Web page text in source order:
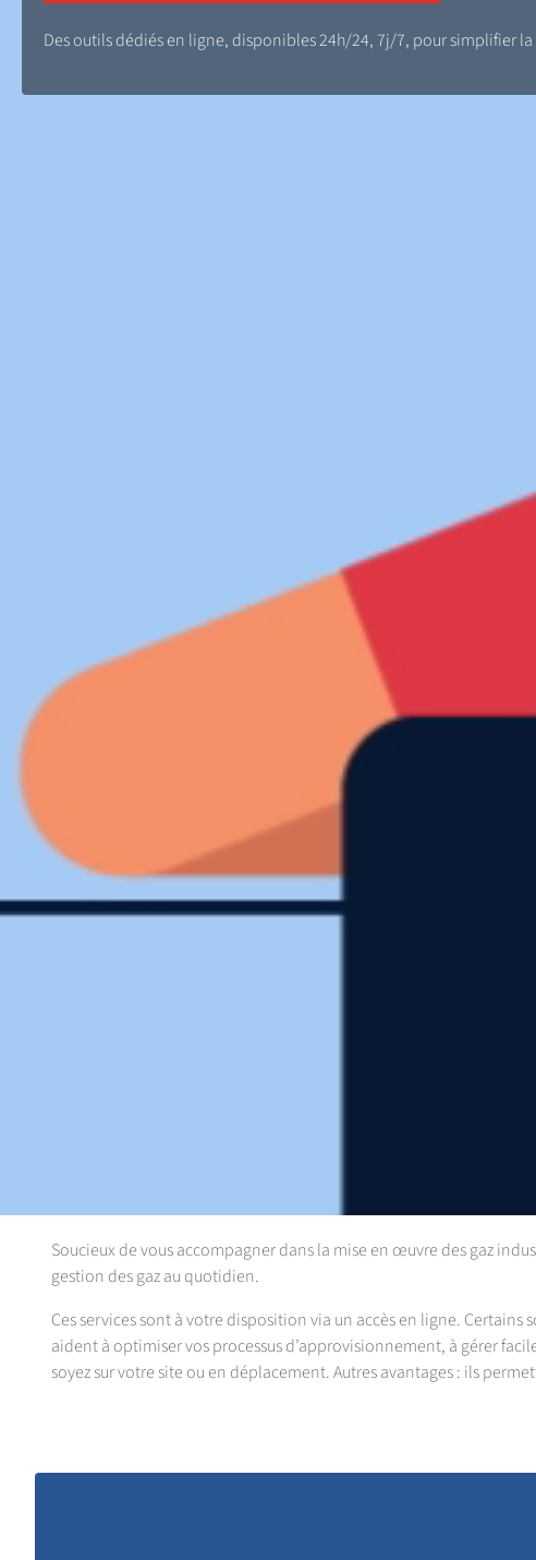
Des outils dédiés en ligne, disponibles 24h/24, 7j/7, pour simplifier
Soucieux de vous accompagner dans la mise en œuvre des gaz
gestion des gaz au quotidien.
Ces services sont à votre disposition via un accès en ligne.
aident à optimiser vos processus d’approvisionnement, à gérer
soyez sur votre site ou en déplacement. Autres avantages : ils